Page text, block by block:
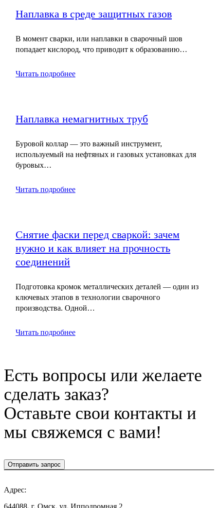
Наплавка в среде защитных газов
В момент сварки, или наплавки в сварочный шов
попадает кислород, что приводит к образованию…
Читать подробнее
Наплавка немагнитных труб
Буровой коллар — это важный инструмент,
используемый на нефтяных и газовых установках для
буровых…
Читать подробнее
Снятие фаски перед сваркой: зачем
нужно и как влияет на прочность
соединений
Подготовка кромок металлических деталей — один из
ключевых этапов в технологии сварочного
производства. Одной…
Читать подробнее
Есть вопросы или желаете
сделать заказ?
Оставьте свои контакты и
мы свяжемся с вами!
Отправить запрос
Адрес: